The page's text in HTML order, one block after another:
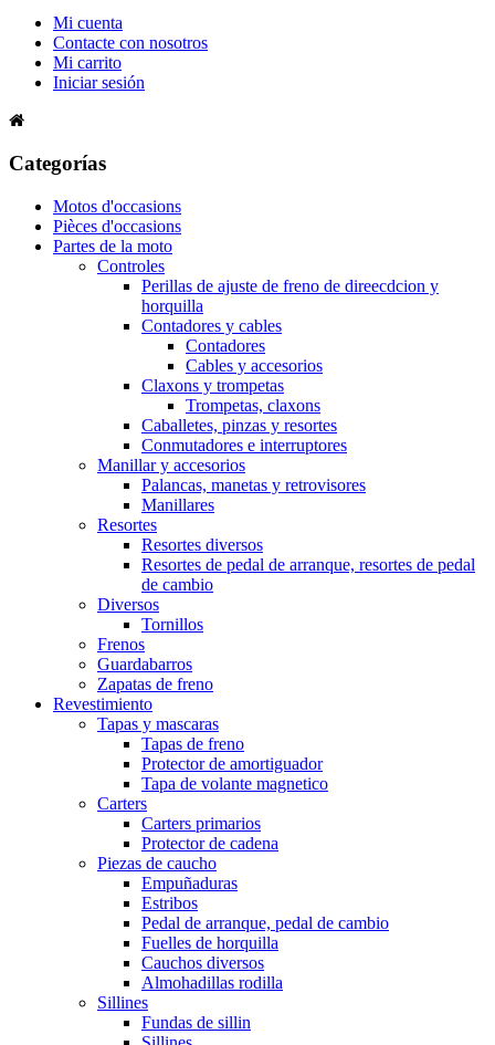
Mi cuenta
Contacte con nosotros
Mi carrito
Iniciar sesión
Categorías
Motos d'occasions
Pièces d'occasions
Partes de la moto
Controles
Perillas de ajuste de freno de direecdcion y
horquilla
Contadores y cables
Contadores
Cables y accesorios
Claxons y trompetas
Trompetas, claxons
Caballetes, pinzas y resortes
Conmutadores e interruptores
Manillar y accesorios
Palancas, manetas y retrovisores
Manillares
Resortes
Resortes diversos
Resortes de pedal de arranque, resortes de pedal
de cambio
Diversos
Tornillos
Frenos
Guardabarros
Zapatas de freno
Revestimiento
Tapas y mascaras
Tapas de freno
Protector de amortiguador
Tapa de volante magnetico
Carters
Carters primarios
Protector de cadena
Piezas de caucho
Empuñaduras
Estribos
Pedal de arranque, pedal de cambio
Fuelles de horquilla
Cauchos diversos
Almohadillas rodilla
Sillines
Fundas de sillin